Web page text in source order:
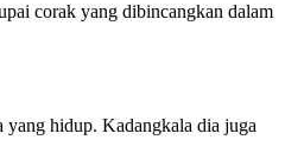
corak yang dibincangkan dalam
yang hidup. Kadangkala dia juga